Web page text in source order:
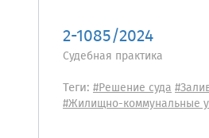
2-1085/2024
Судебная практика
Теги: #Решение суда
#Жилищно-коммунальные